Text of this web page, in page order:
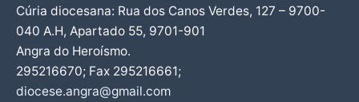
Cúria diocesana: Rua dos Canos Verdes, 127 – 9700-
040 A.H, Apartado 55, 9701-901
Angra do Heroísmo.
295216670; Fax 295216661;
diocese.angra@gmail.com